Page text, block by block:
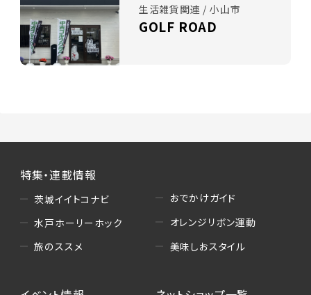
生活雑貨関連 / 小山市
GOLF ROAD
特集・連載情報
茨城イイトコナビ
水戸ホーリーホック
旅のススメ
おでかけガイド
オレンジリボン運動
美味しおスタイル